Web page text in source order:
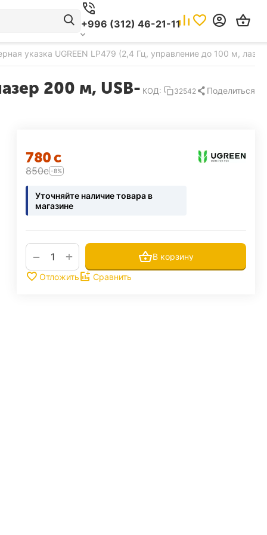
+996 (312) 46-21-11
указка UGREEN LP479 (2,4 Гц, управление до 100 м,
200 м, USB- КОД: 32542 Поделиться
‍780‍с
‍850‍с -8%
Уточняйте наличие товара в
магазине
+
−
В корзину
Отложить
Сравнить